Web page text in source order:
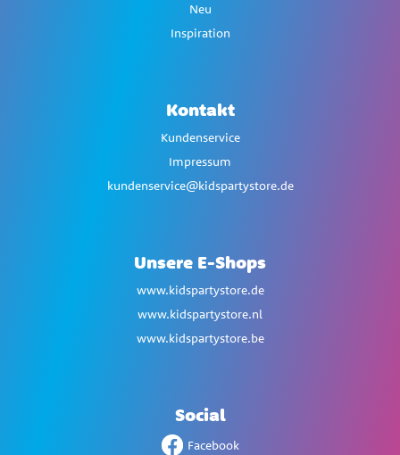
Neu
Inspiration
Kontakt
Kundenservice
Impressum
kundenservice@kidspartystore.de
Unsere E-Shops
www.kidspartystore.de
www.kidspartystore.nl
www.kidspartystore.be
Social
Facebook